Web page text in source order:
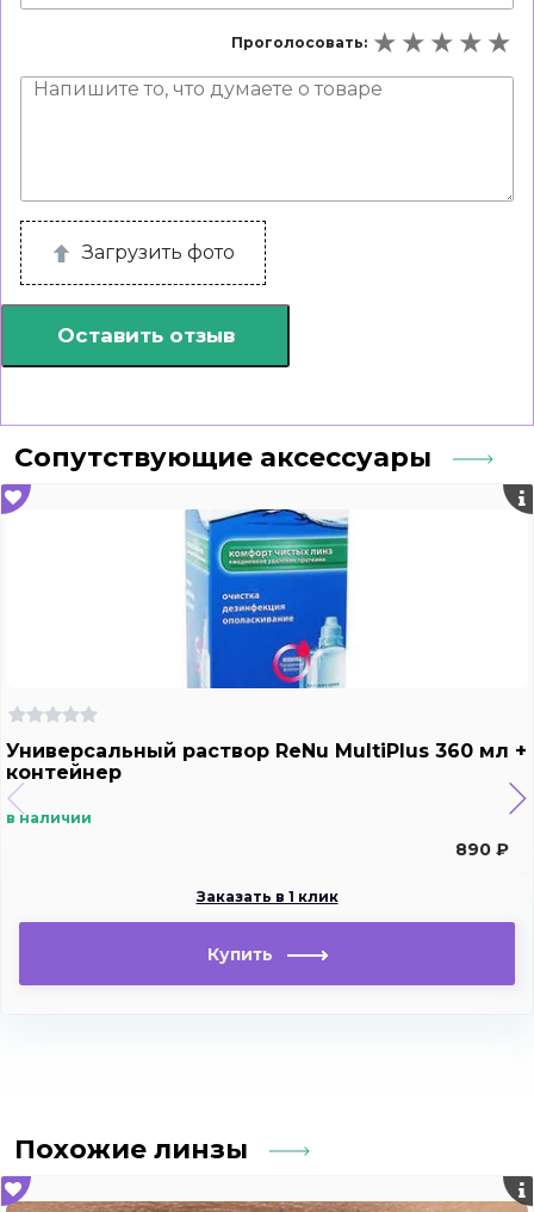
Проголосовать:
Загрузить фото
Оставить отзыв
Сопутствующие аксессуары
Универсальный раствор ReNu MultiPlus 360 мл +
контейнер
в наличии
890 ₽
Заказать в 1 клик
Похожие линзы